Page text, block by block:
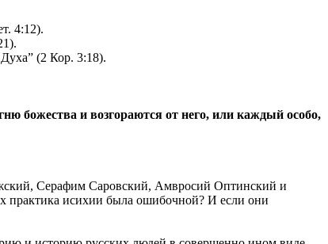
4:12).
(2 Кор. 3:18).
божества и возгораются от него, или каждый особо,
Серафим Саровский, Амвросий Оптинский и
практика исихии была ошибочной? И если они